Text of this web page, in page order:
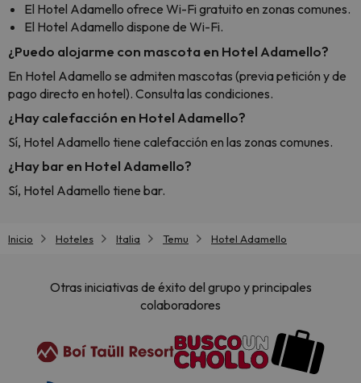
El Hotel Adamello ofrece Wi-Fi gratuito en zonas comunes.
El Hotel Adamello dispone de Wi-Fi.
¿Puedo alojarme con mascota en Hotel Adamello?
En Hotel Adamello se admiten mascotas (previa petición y de
pago directo en hotel). Consulta las condiciones.
¿Hay calefacción en Hotel Adamello?
Sí, Hotel Adamello tiene calefacción en las zonas comunes.
¿Hay bar en Hotel Adamello?
Sí, Hotel Adamello tiene bar.
Inicio Hoteles Italia Temu Hotel Adamello
Otras iniciativas de éxito del grupo y principales
colaboradores